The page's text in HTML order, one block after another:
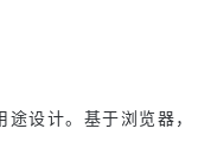
设计。基于浏览器，